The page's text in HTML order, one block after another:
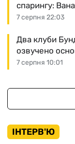
7 серпня 22:03
спарингу:
7 серпня 10:01
Два клуби
озвучено
ІНТЕРВ'Ю